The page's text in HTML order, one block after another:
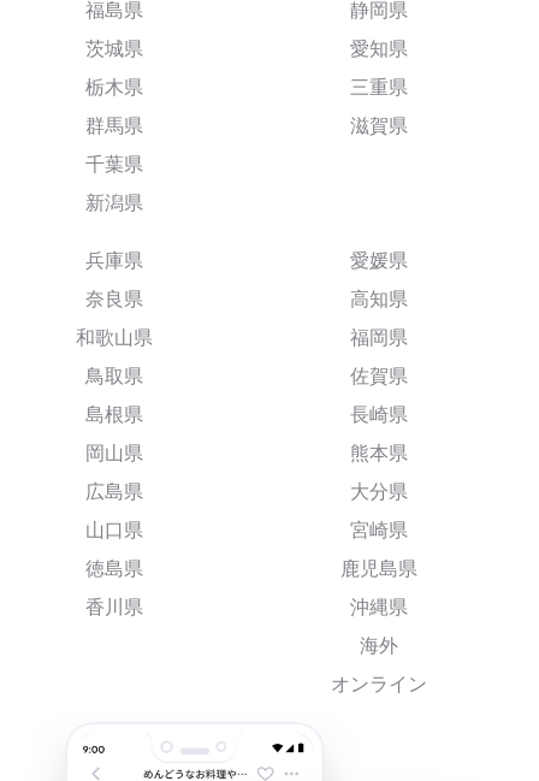
福島県
茨城県
栃木県
群馬県
千葉県
新潟県
静岡県
愛知県
三重県
滋賀県
兵庫県
奈良県
和歌山県
鳥取県
島根県
岡山県
広島県
山口県
徳島県
香川県
愛媛県
高知県
福岡県
佐賀県
長崎県
熊本県
大分県
宮崎県
鹿児島県
沖縄県
海外
オンライン